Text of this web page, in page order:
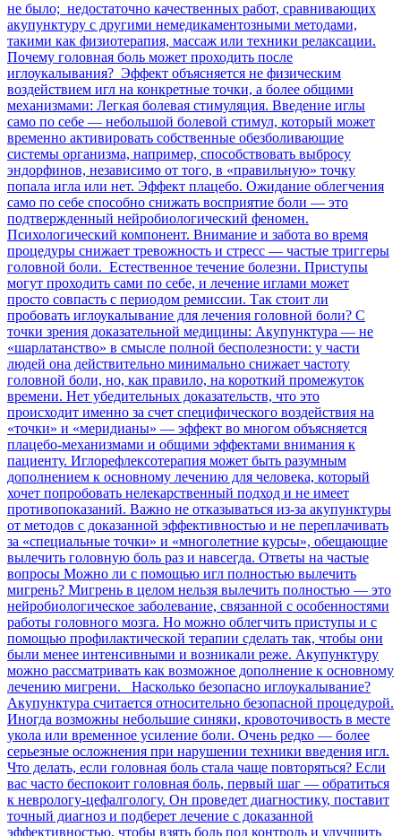
не было; недостаточно качественных работ, сравнивающих
акупунктуру с другими немедикаментозными методами,
такими как физиотерапия, массаж или техники релаксации.
Почему головная боль может проходить после
иглоукалывания? Эффект объясняется не физическим
воздействием игл на конкретные точки, а более общими
механизмами: Легкая болевая стимуляция. Введение иглы
само по себе — небольшой болевой стимул, который может
временно активировать собственные обезболивающие
системы организма, например, способствовать выбросу
эндорфинов, независимо от того, в «правильную» точку
попала игла или нет. Эффект плацебо. Ожидание облегчения
само по себе способно снижать восприятие боли — это
подтвержденный нейробиологический феномен.
Психологический компонент. Внимание и забота во время
процедуры снижает тревожность и стресс — частые триггеры
головной боли. Естественное течение болезни. Приступы
могут проходить сами по себе, и лечение иглами может
просто совпасть с периодом ремиссии. Так стоит ли
пробовать иглоукалывание для лечения головной боли? С
точки зрения доказательной медицины: Акупунктура — не
«шарлатанство» в смысле полной бесполезности: у части
людей она действительно минимально снижает частоту
головной боли, но, как правило, на короткий промежуток
времени. Нет убедительных доказательств, что это
происходит именно за счет специфического воздействия на
«точки» и «меридианы» — эффект во многом объясняется
плацебо-механизмами и общими эффектами внимания к
пациенту. Иглорефлексотерапия может быть разумным
дополнением к основному лечению для человека, который
хочет попробовать нелекарственный подход и не имеет
противопоказаний. Важно не отказываться из-за акупунктуры
от методов с доказанной эффективностью и не переплачивать
за «специальные точки» и «многолетние курсы», обещающие
вылечить головную боль раз и навсегда. Ответы на частые
вопросы Можно ли с помощью игл полностью вылечить
мигрень? Мигрень в целом нельзя вылечить полностью — это
нейробиологическое заболевание, связанной с особенностями
работы головного мозга. Но можно облегчить приступы и с
помощью профилактической терапии сделать так, чтобы они
были менее интенсивными и возникали реже. Акупунктуру
можно рассматривать как возможное дополнение к основному
лечению мигрени. Насколько безопасно иглоукалывание?
Акупунктура считается относительно безопасной процедурой.
Иногда возможны небольшие синяки, кровоточивость в месте
укола или временное усиление боли. Очень редко — более
серьезные осложнения при нарушении техники введения игл.
Что делать, если головная боль стала чаще повторяться? Если
вас часто беспокоит головная боль, первый шаг — обратиться
к неврологу-цефалгологу. Он проведет диагностику, поставит
точный диагноз и подберет лечение с доказанной
эффективностью, чтобы взять боль под контроль и улучшить